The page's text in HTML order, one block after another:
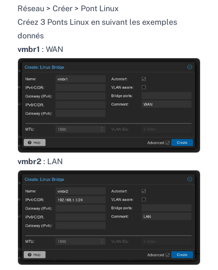
Réseau > Créer > Pont Linux
Créez 3 Ponts Linux en suivant les exemples
donnés
vmbr1 : WAN
vmbr2 : LAN